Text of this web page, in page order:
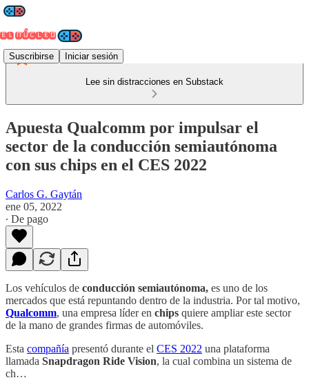
Suscribirse Iniciar sesión
Lee sin distracciones en Substack
Apuesta Qualcomm por impulsar el
sector de la conducción semiautónoma
con sus chips en el CES 2022
Carlos G. Gaytán
ene 05, 2022
∙ De pago
Los vehículos de conducción semiautónoma, es uno de los
mercados que está repuntando dentro de la industria. Por tal motivo,
Qualcomm, una empresa líder en chips quiere ampliar este sector
de la mano de grandes firmas de automóviles.
Esta compañía presentó durante el CES 2022 una plataforma
llamada Snapdragon Ride Vision, la cual combina un sistema de
ch…